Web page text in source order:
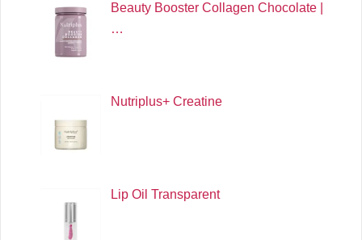
Beauty Booster Collagen Chocolate |
…
Nutriplus+ Creatine
Lip Oil Transparent